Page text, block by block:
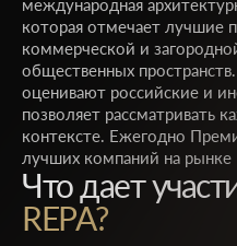
международная
которая отмечает лучшие
коммерческой и
общественных
оценивают российские и
позволяет рассматривать
контексте. Ежегодно
лучших компаний на рынке
Что дает
REPA?